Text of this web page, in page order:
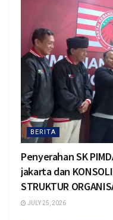
BERITA
Penyerahan SK
jakarta dan
STRUKTUR
JULY 25, 2026